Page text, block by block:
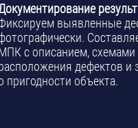
выявленные
с описанием, схемами
дефектов и
пригодности объекта.